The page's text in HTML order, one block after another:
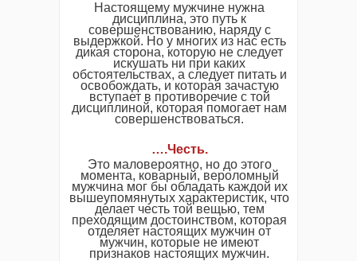
Настоящему мужчине нужна
дисциплина, это путь к
совершенствованию, наряду с
выдержкой. Но у многих из нас есть
дикая сторона, которую не следует
искушать ни при каких
обстоятельствах, а следует питать и
освобождать, и которая зачастую
вступает в противоречие с той
дисциплиной, которая помогает нам
совершенствоваться.
….Честь.
Это маловероятно, но до этого
момента, коварный, вероломный
мужчина мог бы обладать каждой их
вышеупомянутых характеристик, что
делает честь той вещью, тем
преходящим достоинством, которая
отделяет настоящих мужчин от
мужчин, которые не имеют
признаков настоящих мужчин.